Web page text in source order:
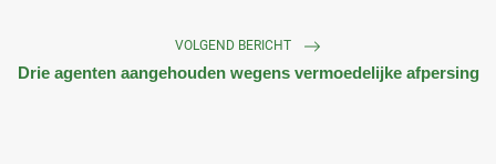
VOLGEND BERICHT
Drie agenten aangehouden wegens vermoedelijke afpersing